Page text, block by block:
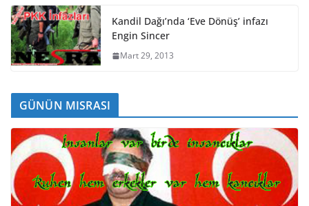
Kandil Dağı’nda ‘Eve Dönüş’ infazı
Engin Sincer
Mart 29, 2013
GÜNÜN MISRASI